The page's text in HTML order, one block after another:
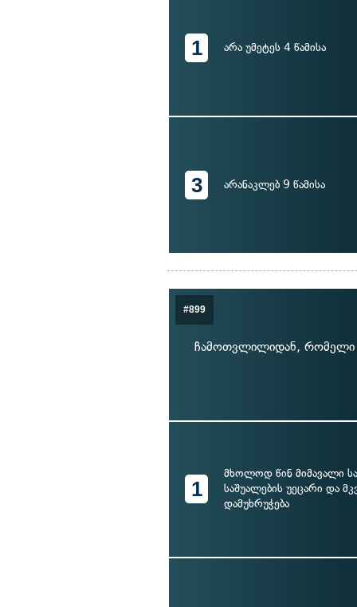
1 არა უმეტეს 4 წამისა
3 არანაკლებ 9 წამისა
#899
ჩამოთვლილიდან, რომელი
1
მხოლოდ წინ მიმავალი
საშუალების უეცარი და
დამუხრუჭება